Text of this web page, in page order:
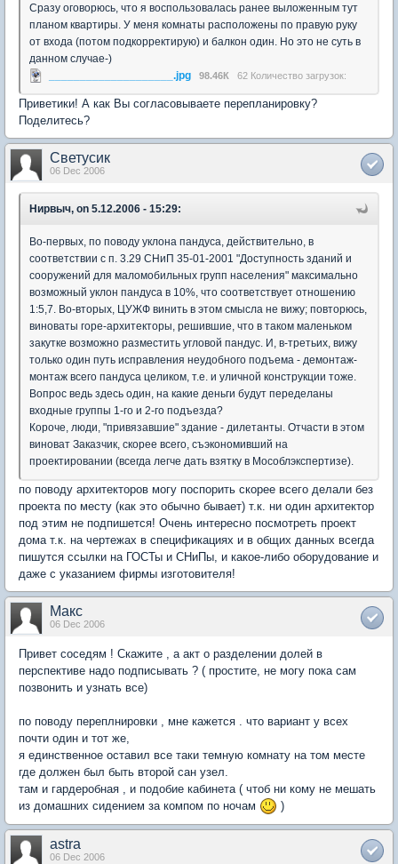
Сразу оговорюсь, что я воспользовалась ранее выложенным тут
планом квартиры. У меня комнаты расположены по правую руку
от входа (потом подкорректирую) и балкон один. Но это не суть в
данном случае-)
____________________.jpg
98.46К 62 Количество загрузок:
Приветики! А как Вы согласовываете перепланировку?
Поделитесь?
Светусик
06 Dec 2006
Нирвыч, on 5.12.2006 - 15:29:
Во-первых, по поводу уклона пандуса, действительно, в
соответствии с п. 3.29 СНиП 35-01-2001 "Доступность зданий и
сооружений для маломобильных групп населения" максимально
возможный уклон пандуса в 10%, что соответствует отношению
1:5,7. Во-вторых, ЦУЖФ винить в этом смысла не вижу; повторюсь,
виноваты горе-архитекторы, решившие, что в таком маленьком
закутке возможно разместить угловой пандус. И, в-третьих, вижу
только один путь исправления неудобного подъема - демонтаж-
монтаж всего пандуса целиком, т.е. и уличной конструкции тоже.
Вопрос ведь здесь один, на какие деньги будут переделаны
входные группы 1-го и 2-го подъезда?
Короче, люди, "привязавшие" здание - дилетанты. Отчасти в этом
виноват Заказчик, скорее всего, съэкономивший на
проектировании (всегда легче дать взятку в Мособлэкспертизе).
по поводу архитекторов могу поспорить скорее всего делали без
проекта по месту (как это обычно бывает) т.к. ни один архитектор
под этим не подпишется! Очень интересно посмотреть проект
дома т.к. на чертежах в спецификациях и в общих данных всегда
пишутся ссылки на ГОСТы и СНиПы, и какое-либо оборудование и
даже с указанием фирмы изготовителя!
Макс
06 Dec 2006
Привет соседям ! Скажите , а акт о разделении долей в
перспективе надо подписывать ? ( простите, не могу пока сам
позвонить и узнать все)
по поводу переплнировки , мне кажется . что вариант у всех
почти один и тот же,
я единственное оставил все таки темную комнату на том месте
где должен был быть второй сан узел.
там и гардеробная , и подобие кабинета ( чтоб ни кому не мешать
из домашних сидением за компом по ночам
)
astra
06 Dec 2006